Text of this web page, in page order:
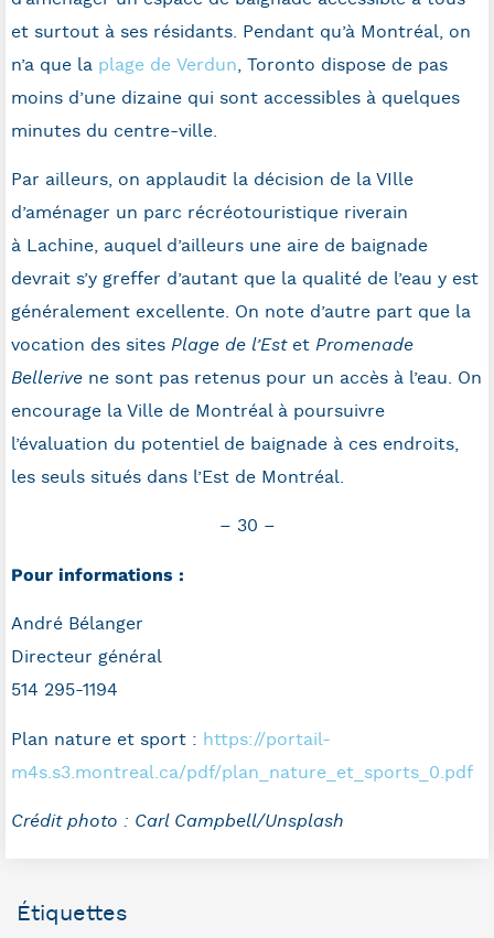
et surtout à ses résidants. Pendant qu’à Montréal, on
n’a que la plage de Verdun Toronto dispose de pas
moins d’une dizaine qui sont accessibles à quelques
minutes du centre-ville.
Par ailleurs, on applaudit la décision de la VIlle
d’aménager un parc récréotouristique riverain
à
Lachine , auquel d’ailleurs une aire de baignade
devrait s’y greffer d’autant que la qualité de l’eau y est
généralement excellente. On note d’autre part que la
vocation des sites Plage de l’Estet Promenade
Bellerive ne sont pas retenus pour un accès à l’eau. On
encourage la Ville de Montréal à poursuivre
l’évaluation du potentiel de baignade à ces endroits,
les seuls situés dans l’Est de Montréal.
– 30 –
Pour informations :
André Bélanger
Directeur général
514 295-1194
Plan nature et sport : https://portail-
m4s.s3.montreal.ca/pdf/plan_nature_et_sports_0.pdf
Crédit photo : Carl Campbell/Unsplash
Étiquettes